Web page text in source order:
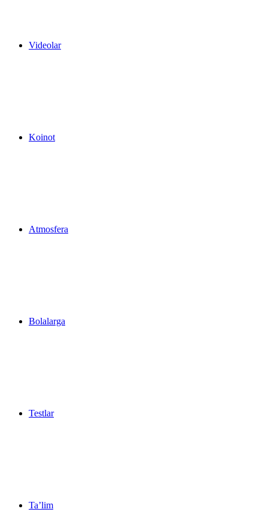
Videolar
Koinot
Atmosfera
Bolalarga
Testlar
Ta’lim